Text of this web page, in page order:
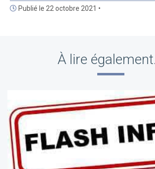
Publié le 22 octobre 2021 •
À lire